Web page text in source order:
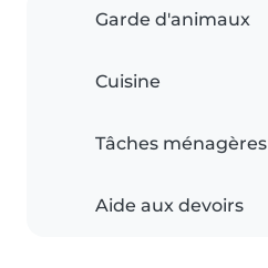
Garde d'animaux
Cuisine
Tâches ménagères
Aide aux devoirs